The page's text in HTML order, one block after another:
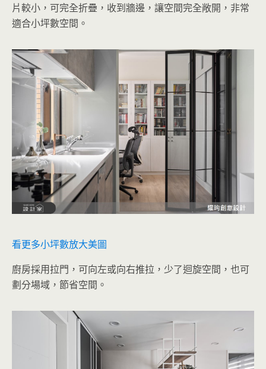
片較小，可完全折疊，收到牆邊，讓空間完全敞開，非常
適合小坪數空間。
看更多小坪數放大美圖
廚房採用拉門，可向左或向右推拉，少了迴旋空間，也可
劃分場域，節省空間。